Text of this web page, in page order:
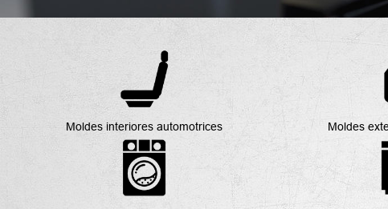
Moldes interiores automotrices Moldes